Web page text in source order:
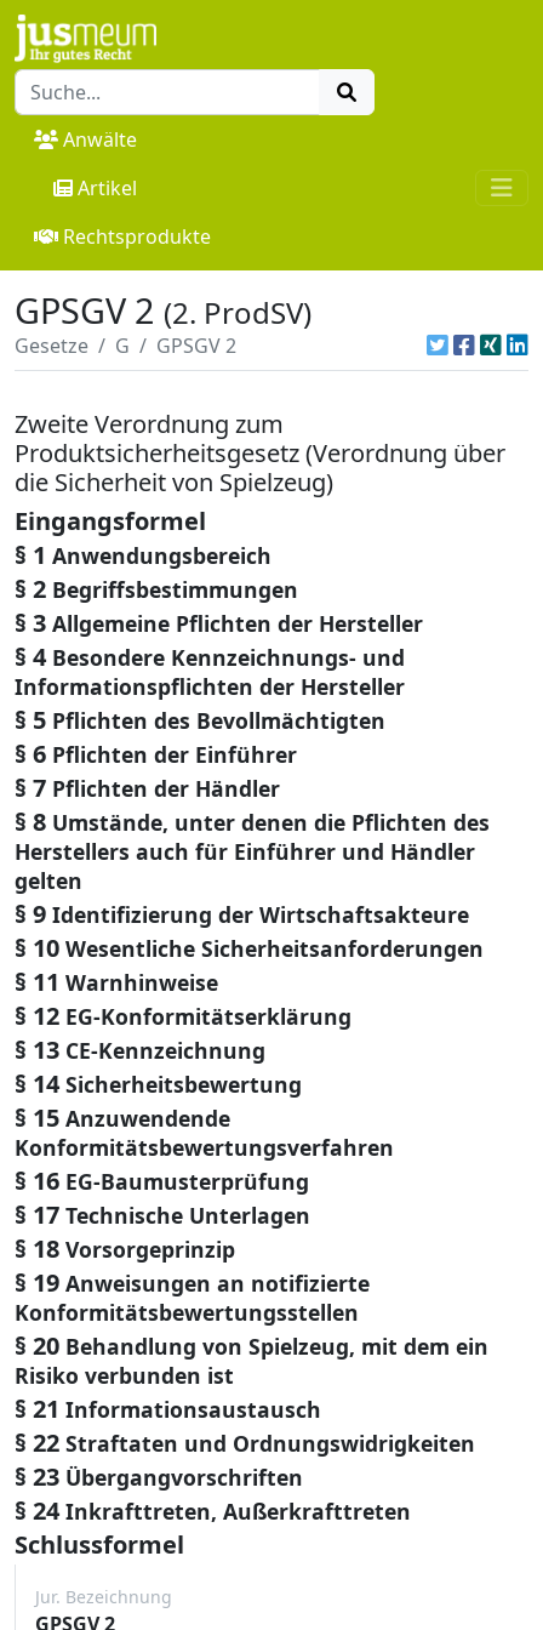
Anwälte
Artikel
Rechtsprodukte
GPSGV 2 (2. ProdSV)
Gesetze G GPSGV 2
Zweite Verordnung zum
Produktsicherheitsgesetz (Verordnung über
die Sicherheit von Spielzeug)
Eingangsformel
§ 1 Anwendungsbereich
§ 2 Begriffsbestimmungen
§ 3 Allgemeine Pflichten der Hersteller
§ 4 Besondere Kennzeichnungs- und
Informationspflichten der Hersteller
§ 5 Pflichten des Bevollmächtigten
§ 6 Pflichten der Einführer
§ 7 Pflichten der Händler
§ 8 Umstände, unter denen die Pflichten des
Herstellers auch für Einführer und Händler
gelten
§ 9 Identifizierung der Wirtschaftsakteure
§ 10 Wesentliche Sicherheitsanforderungen
§ 11 Warnhinweise
§ 12 EG-Konformitätserklärung
§ 13 CE-Kennzeichnung
§ 14 Sicherheitsbewertung
§ 15 Anzuwendende
Konformitätsbewertungsverfahren
§ 16 EG-Baumusterprüfung
§ 17 Technische Unterlagen
§ 18 Vorsorgeprinzip
§ 19 Anweisungen an notifizierte
Konformitätsbewertungsstellen
§ 20 Behandlung von Spielzeug, mit dem ein
Risiko verbunden ist
§ 21 Informationsaustausch
§ 22 Straftaten und Ordnungswidrigkeiten
§ 23 Übergangvorschriften
§ 24 Inkrafttreten, Außerkrafttreten
Schlussformel
Jur. Bezeichnung
GPSGV 2